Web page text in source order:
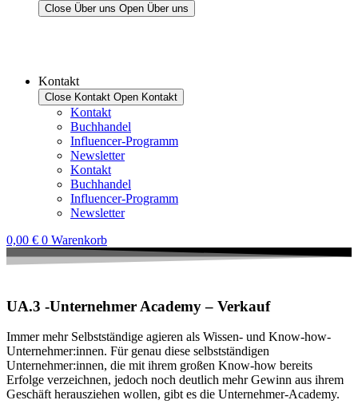
Close Über uns Open Über uns
Kontakt
Close Kontakt Open Kontakt
Kontakt
Buchhandel
Influencer-Programm
Newsletter
Kontakt
Buchhandel
Influencer-Programm
Newsletter
0,00 € 0 Warenkorb
UA.3 -Unternehmer Academy – Verkauf
Immer mehr Selbstständige agieren als Wissen- und Know-how-
Unternehmer:innen. Für genau diese selbstständigen
Unternehmer:innen, die mit ihrem großen Know-how bereits
Erfolge verzeichnen, jedoch noch deutlich mehr Gewinn aus ihrem
Geschäft herausziehen wollen, gibt es die Unternehmer-Academy.